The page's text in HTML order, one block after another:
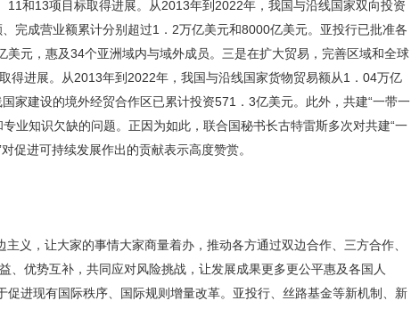
和13项目标取得进展。从2013年到2022年，我国与沿线国家双向投资
完成营业额累计分别超过1．2万亿美元和8000亿美元。亚投行已批准各
元，惠及34个亚洲域内与域外成员。三是在扩大贸易，完善区域和全球
得进展。从2013年到2022年，我国与沿线国家货物贸易额从1．04万亿
家建设的境外经贸合作区已累计投资571．3亿美元。此外，共建“一带一
业知识欠缺的问题。正因为如此，联合国秘书长古特雷斯多次对共建“一
促进可持续发展作出的贡献表示高度赞赏。
义，让大家的事情大家商量着办，推动各方通过双边合作、三方合作、
、优势互补，共同应对风险挑战，让发展成果更多更公平惠及各国人
促进现有国际秩序、国际规则增量改革。亚投行、丝路基金等新机制、新